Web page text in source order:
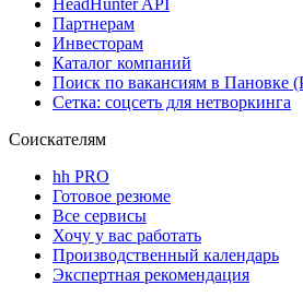
Партнерам
Инвесторам
Каталог компаний
Поиск по вакансиям в Пановке
Сетка: соцсеть для нетворкинга
Соискателям
hh PRO
Готовое резюме
Все сервисы
Хочу у вас работать
Производственный календарь
Экспертная рекомендация